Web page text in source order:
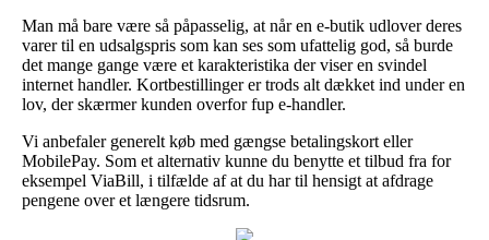
Man må bare være så påpasselig, at når en e-butik udlover deres
varer til en udsalgspris som kan ses som ufattelig god, så burde
det mange gange være et karakteristika der viser en svindel
internet handler. Kortbestillinger er trods alt dækket ind under en
lov, der skærmer kunden overfor fup e-handler.
Vi anbefaler generelt køb med gængse betalingskort eller
MobilePay. Som et alternativ kunne du benytte et tilbud fra for
eksempel ViaBill, i tilfælde af at du har til hensigt at afdrage
pengene over et længere tidsrum.